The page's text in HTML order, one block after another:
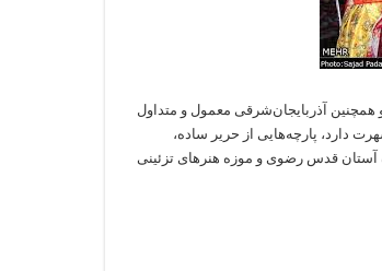
همچنین آذربایجان‌شرقی معمول و متداول
دارد، پارچه‌هایی از حریر ساده،
آستان قدس رضوی و موزه هنرهای تزئینی